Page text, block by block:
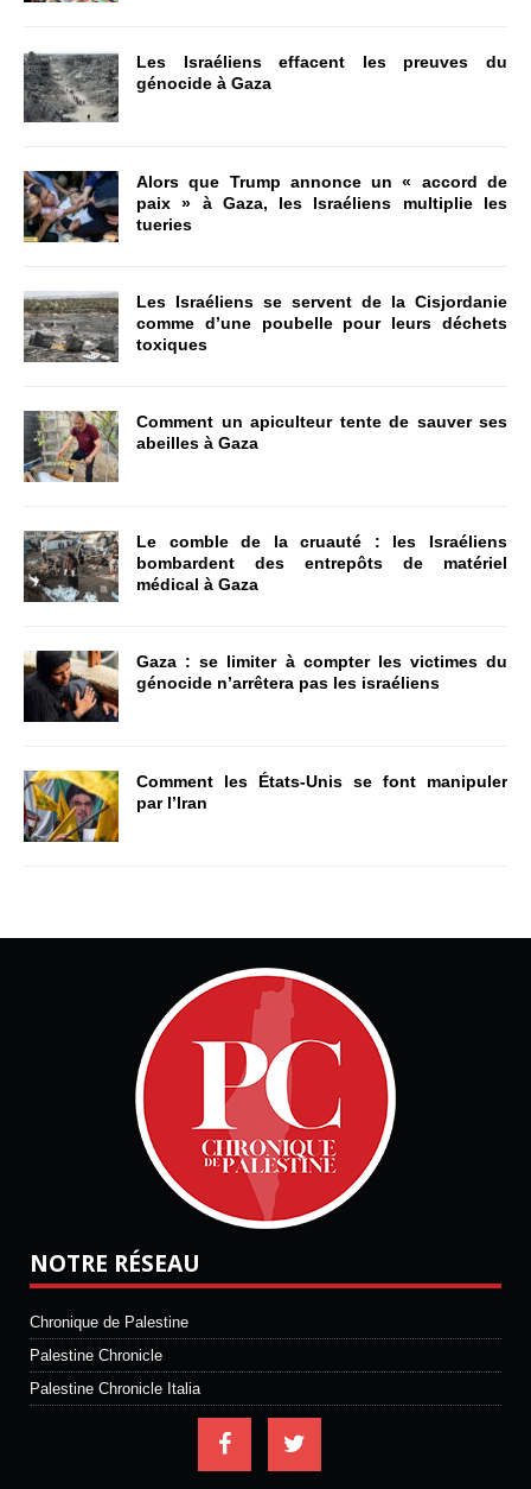
Les Israéliens effacent les preuves du
génocide à Gaza
Alors que Trump annonce un « accord de
paix » à Gaza, les Israéliens multiplie les
tueries
Les Israéliens se servent de la Cisjordanie
comme d’une poubelle pour leurs déchets
toxiques
Comment un apiculteur tente de sauver ses
abeilles à Gaza
Le comble de la cruauté : les Israéliens
bombardent des entrepôts de matériel
médical à Gaza
Gaza : se limiter à compter les victimes du
génocide n’arrêtera pas les israéliens
Comment les États-Unis se font manipuler
par l’Iran
NOTRE RÉSEAU
Chronique de Palestine
Palestine Chronicle
Palestine Chronicle Italia